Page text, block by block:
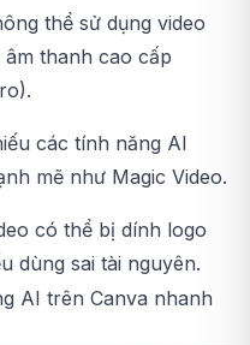
thể sử dụng video
âm thanh cao cấp
các tính năng AI
mẽ như Magic Video.
có thể bị dính logo
dùng sai tài nguyên.
AI trên Canva nhanh